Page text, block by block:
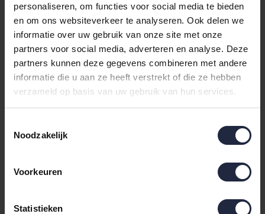
personaliseren, om functies voor social media te bieden
en om ons websiteverkeer te analyseren. Ook delen we
informatie over uw gebruik van onze site met onze
partners voor social media, adverteren en analyse. Deze
partners kunnen deze gegevens combineren met andere
informatie die u aan ze heeft verstrekt of die ze hebben
verzameld op basis van uw gebruik van hun services.
Noodzakelijk
Voorkeuren
Statistieken
Productdetails en specificaties
Productnaam:Morgenstern Luca badjas
wafelstof 120cm Mint S
Merk:Morgenstern
Categorieën: Badjassen dames, Badtextiel,
Sauna badjassen, Sauna- en wellness, Badjassen
Kleur:Groen (Mint)
Materiaal:
Geschikt voor: